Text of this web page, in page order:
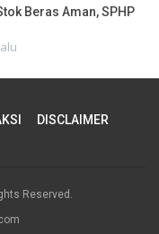
Beras Aman, SPHP
DISCLAIMER
Reserved.